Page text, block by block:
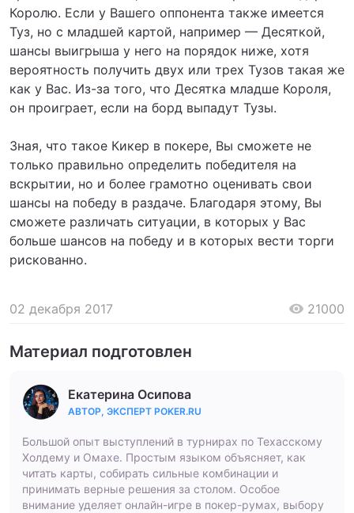
Королю. Если у Вашего оппонента также имеется
Туз, но с младшей картой, например — Десяткой,
шансы выигрыша у него на порядок ниже, хотя
вероятность получить двух или трех Тузов такая же
как у Вас. Из-за того, что Десятка младше Короля,
он проиграет, если на борд выпадут Тузы.
Зная, что такое Кикер в покере, Вы сможете не
только правильно определить победителя на
вскрытии, но и более грамотно оценивать свои
шансы на победу в раздаче. Благодаря этому, Вы
сможете различать ситуации, в которых у Вас
больше шансов на победу и в которых вести торги
рискованно.
02 декабря 2017 21000
Материал подготовлен
Екатерина Осипова
АВТОР, ЭКСПЕРТ POKER.RU
Большой опыт выступлений в турнирах по Техасскому
Холдему и Омахе. Простым языком объясняет, как
читать карты, собирать сильные комбинации и
принимать верные решения за столом. Особое
внимание уделяет онлайн-игре в покер-румах, выбору